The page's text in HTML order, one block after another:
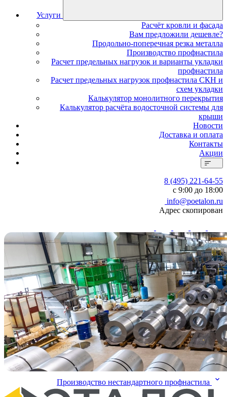
Услуги
Расчёт кровли и фасада
Вам предложили дешевле?
Продольно-поперечная резка металла
Производство профнастила
Расчет предельных нагрузок и варианты укладки
профнастила
Расчет предельных нагрузок профнастила СКН и
схем укладки
Калькулятор монолитного перекрытия
Калькулятор расчёта водосточной системы для
крыши
Новости
Доставка и оплата
Контакты
Акции
8 (495) 221-64-55
с 9:00 до 18:00
info@poetalon.ru
Адрес скопирован
Производство нестандартного профнастила